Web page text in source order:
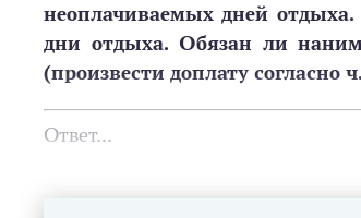
неоплачиваемых дней
дни отдыха. Обязан ли
(произвести доплату
Ответ...